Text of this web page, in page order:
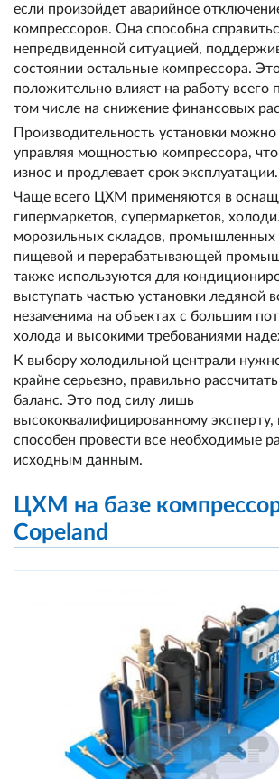
если произойдет аварийное
компрессоров. Она способна
непредвиденной ситуацией,
состоянии остальные компрессора.
положительно влияет на работу всего
том числе на снижение финансовых
Производительность установки можно
управляя мощностью компрессора,
износ и продлевает срок эксплуатации.
Чаще всего ЦХМ применяются в
гипермаркетов, супермаркетов,
морозильных складов, промышленных
пищевой и перерабатывающей
также используются для
выступать частью установки ледяной
незаменима на объектах с большим
холода и высокими требованиями
К выбору холодильной централи
крайне серьезно, правильно
баланс. Это под силу лишь
высококвалифицированному эксперту,
способен провести все необходимые
исходным данным.
ЦХМ на базе
Copeland